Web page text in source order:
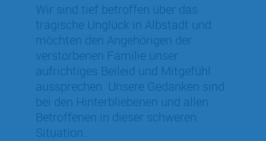
Wir sind tief betroffen über das
tragische Unglück in Albstadt und
möchten den Angehörigen der
verstorbenen Familie unser
aufrichtiges Beileid und Mitgefühl
aussprechen. Unsere Gedanken sind
bei den Hinterbliebenen und allen
Betroffenen in dieser schweren
Situation.